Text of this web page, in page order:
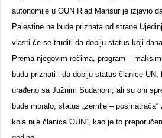
autonomije u OUN Riad Mansur je izjavio
Palestine ne bude priznata od strane
vlasti će se truditi da dobiju status koji
Prema njegovim rečima, program –
budu priznati i da dobiju status članice
urađeno sa Južnim Sudanom, ali su oni
bude moralo, status „zemlje –
koja nije članica OUN“, kao je to